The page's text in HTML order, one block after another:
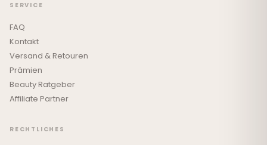
SERVICE
FAQ
Kontakt
Versand & Retouren
Prämien
Beauty Ratgeber
Affiliate Partner
RECHTLICHES